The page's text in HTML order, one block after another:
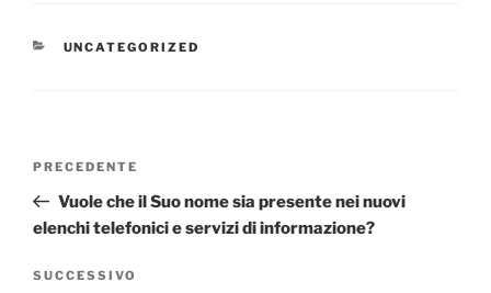
CATEGORIE
UNCATEGORIZED
Articolo
precedente:
PRECEDENTE
Vuole che il Suo nome sia presente nei nuovi
elenchi telefonici e servizi di informazione?
Articolo
SUCCESSIVO